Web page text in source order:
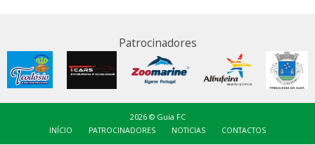
Patrocinadores
2026 © Guia FC
INÍCIO PATROCINADORES NOTICIAS CONTACTOS